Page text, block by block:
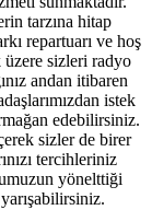
tarzına hitap
repartuarı ve hoş
sizleri radyo
andan itibaren
istek
edebilirsiniz.
sizler de birer
tercihleriniz
yönelttiği